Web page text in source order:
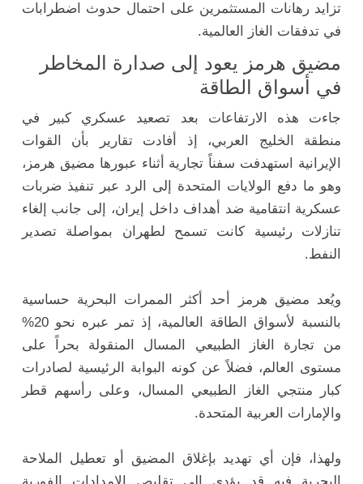
تزايد رهانات المستثمرين على احتمال حدوث اضطرابات
في تدفقات الغاز العالمية.
مضيق هرمز يعود إلى صدارة المخاطر
في أسواق الطاقة
جاءت هذه الارتفاعات بعد تصعيد عسكري كبير في
منطقة الخليج العربي، إذ أفادت تقارير بأن القوات
الإيرانية استهدفت سفناً تجارية أثناء عبورها مضيق هرمز،
وهو ما دفع الولايات المتحدة إلى الرد عبر تنفيذ ضربات
عسكرية انتقامية ضد أهداف داخل إيران، إلى جانب إلغاء
تنازلات رئيسية كانت تسمح لطهران بمواصلة تصدير
النفط.
ويُعد مضيق هرمز أحد أكثر الممرات البحرية حساسية
بالنسبة لأسواق الطاقة العالمية، إذ تمر عبره نحو 20%
من تجارة الغاز الطبيعي المسال المنقولة بحراً على
مستوى العالم، فضلاً عن كونه البوابة الرئيسية لصادرات
كبار منتجي الغاز الطبيعي المسال، وعلى رأسهم قطر
والإمارات العربية المتحدة.
ولهذا، فإن أي تهديد بإغلاق المضيق أو تعطيل الملاحة